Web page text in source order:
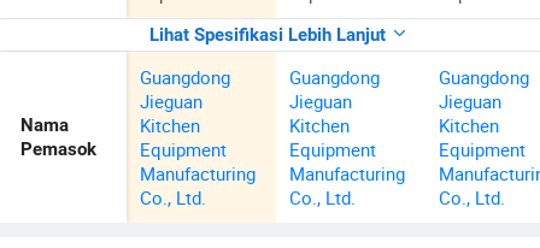
Lihat Spesifikasi Lebih Lanjut
Nama
Pemasok
Guangdong
Jieguan
Kitchen
Equipment
Manufacturing
Co., Ltd.
Guangdong
Jieguan
Kitchen
Equipment
Manufacturing
Co., Ltd.
Guangdong
Jieguan
Kitchen
Equipment
Co., Ltd.